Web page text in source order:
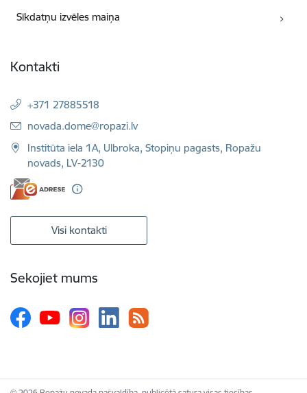
Sīkdatņu izvēles maiņa
Kontakti
+371 27885518
E-pasts:
novada.dome@ropazi.lv
Institūta iela 1A, Ulbroka, Stopiņu pagasts, Ropažu
novads, LV-2130
Visi kontakti
Sekojiet mums